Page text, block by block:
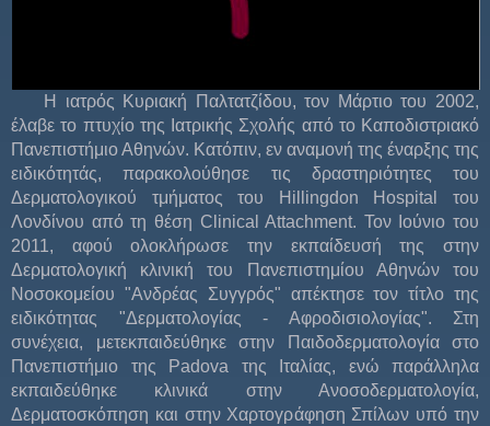
Η ιατρός Κυριακή Παλτατζίδου, τον Μάρτιο του 2002,
έλαβε το πτυχίο της Ιατρικής Σχολής από το Καποδιστριακό
Πανεπιστήμιο Αθηνών. Κατόπιν, εν αναμονή της έναρξης της
ειδικότητάς, παρακολούθησε τις δραστηριότητες του
Δερματολογικού τμήματος του Hillingdon Hospital του
Λονδίνου από τη θέση Clinical Attachment. Τον Ιούνιο του
2011, αφού ολοκλήρωσε την εκπαίδευσή της στην
Δερματολογική κλινική του Πανεπιστημίου Αθηνών του
Νοσοκομείου "Ανδρέας Συγγρός" απέκτησε τον τίτλο της
ειδικότητας "Δερματολογίας - Αφροδισιολογίας". Στη
συνέχεια, μετεκπαιδεύθηκε στην Παιδοδερματολογία στο
Πανεπιστήμιο της Padova της Ιταλίας, ενώ παράλληλα
εκπαιδεύθηκε κλινικά στην Ανοσοδερματολογία,
Δερματοσκόπηση και στην Χαρτογράφηση Σπίλων υπό την